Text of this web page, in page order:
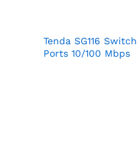
Tenda SG116 Switch
Ports 10/100 Mbps